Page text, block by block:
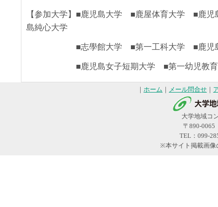
【参加大学】■鹿児島大学 ■鹿屋体育大学 ■鹿
島純心大学
■志學館大学 ■第一工科大学 ■鹿児島
■鹿児島女子短期大学 ■第一幼児教育
｜ ホーム ｜ メール問合せ ｜
大学地域コ
〒890-
TEL：099-
※本サイト掲載画像